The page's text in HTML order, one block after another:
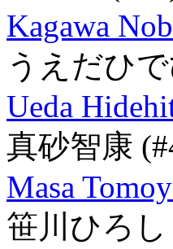
Kagawa
うえだひで
Ueda
真砂智康
Masa
笹川ひろし